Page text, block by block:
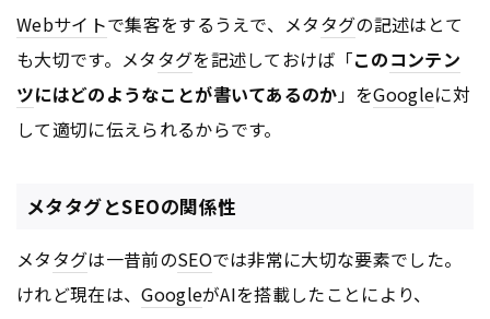
Webサイトで集客をするうえで、メタタグの記述はとて
も大切です。メタタグを記述しておけば「このコンテン
ツにはどのようなことが書いてあるのか」をGoogleに対
して適切に伝えられるからです。
メタタグとSEOの関係性
メタタグは一昔前のSEOでは非常に大切な要素でした。
けれど現在は、GoogleがAIを搭載したことにより、